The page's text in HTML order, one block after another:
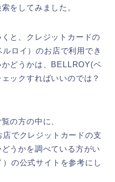
をしてみました。
と、クレジットカードの
ロイ）のお店で利用でき
どうかは、BELLROY(ベ
ックすればいいのでは？
の方の中に、
でクレジットカードの支
うかを調べている方がい
の公式サイトを参考にし